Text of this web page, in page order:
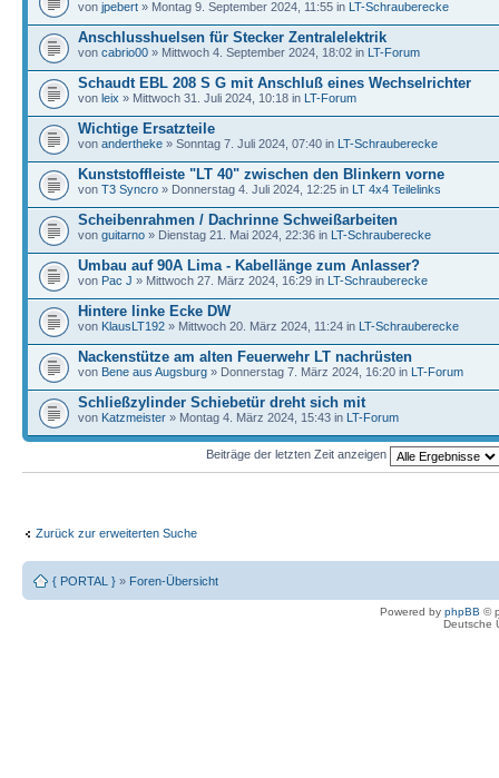
von jpebert » Montag 9. September 2024, 11:55 in LT-Schrauberecke
Anschlusshuelsen für Stecker Zentralelektrik
von cabrio00 » Mittwoch 4. September 2024, 18:02 in LT-Forum
Schaudt EBL 208 S G mit Anschluß eines Wechselrichter
von leix » Mittwoch 31. Juli 2024, 10:18 in LT-Forum
Wichtige Ersatzteile
von andertheke » Sonntag 7. Juli 2024, 07:40 in LT-Schrauberecke
Kunststoffleiste "LT 40" zwischen den Blinkern vorne
von T3 Syncro » Donnerstag 4. Juli 2024, 12:25 in LT 4x4 Teilelinks
Scheibenrahmen / Dachrinne Schweißarbeiten
von guitarno » Dienstag 21. Mai 2024, 22:36 in LT-Schrauberecke
Umbau auf 90A Lima - Kabellänge zum Anlasser?
von Pac J » Mittwoch 27. März 2024, 16:29 in LT-Schrauberecke
Hintere linke Ecke DW
von KlausLT192 » Mittwoch 20. März 2024, 11:24 in LT-Schrauberecke
Nackenstütze am alten Feuerwehr LT nachrüsten
von Bene aus Augsburg » Donnerstag 7. März 2024, 16:20 in LT-Forum
Schließzylinder Schiebetür dreht sich mit
von Katzmeister » Montag 4. März 2024, 15:43 in LT-Forum
Beiträge der letzten Zeit anzeigen
Zurück zur erweiterten Suche
{ PORTAL } » Foren-Übersicht
Powered by phpBB ©
Deutsche